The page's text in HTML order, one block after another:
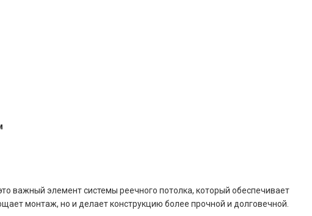
важный элемент системы реечного потолка, который обеспечивает
монтаж, но и делает конструкцию более прочной и долговечной.